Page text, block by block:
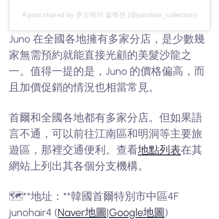
A post shared by 준오헤어 컬렉션 (@junohair_collection)
Juno 在全國各地擁有多家分店，是少數幾
家無需預約就能直接光顧的美髮沙龍之
一。值得一提的是，Juno 的價格偏高，而
且加價促銷的情況也相當常見。
首爾和全國各地都有多家分店。但如果語
言不通，可以前往江南區和明洞等主要旅
遊區，那裡交通便利。查看地點列表在其
網站上列出其各個分支機構。
🗺️**地址：**韓國首爾特別市中區4F
junohair4 (Naver地圖|Google地圖)